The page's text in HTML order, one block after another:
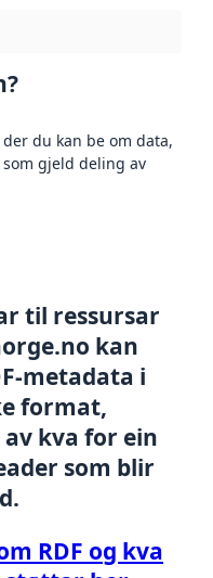
du kan be om data,
gjeld deling av
til ressursar
kan
metadata i
format,
kva for ein
som blir
RDF og kva